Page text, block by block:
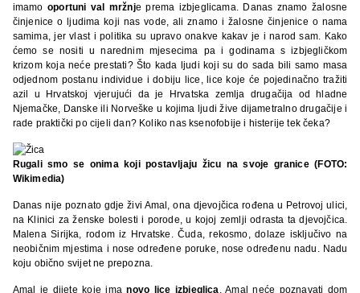
imamooportuni val mržnje prema izbjeglicama. Danas znamo žalosne
činjenice o ljudima koji nas vode, ali znamo i žalosne činjenice o nama
samima, jer vlast i politika su upravo onakve kakav je i narod sam. Kako
ćemo se nositi u narednim mjesecima pa i godinama s izbjegličkom
krizom koja neće prestati? Što kada ljudi koji su do sada bili samo masa
odjednom postanu individue i dobiju lice, lice koje će pojedinačno tražiti
azil u Hrvatskoj vjerujući da je Hrvatska zemlja drugačija od hladne
Njemačke, Danske ili Norveške u kojima ljudi žive dijametralno drugačije i
rade praktički po cijeli dan? Koliko nas ksenofobije i histerije tek čeka?
Rugali smo se onima koji postavljaju žicu na svoje granice (FOTO:
Wikimedia)
Danas nije poznato gdje živi Amal, ona djevojčica rođena u Petrovoj ulici,
na Klinici za ženske bolesti i porode, u kojoj zemlji odrasta ta djevojčica.
Malena Sirijka, rodom iz Hrvatske. Čuda, rekosmo, dolaze isključivo na
neobičnim mjestima i nose određene poruke, nose određenu nadu. Nadu
koju obično svijet ne prepozna.
Amal je dijete koje imanovo lice izbjeglica , Amal neće poznavati dom